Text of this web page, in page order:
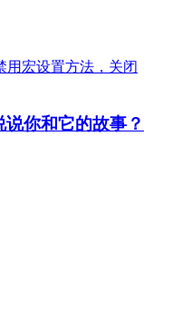
你和它的故事？